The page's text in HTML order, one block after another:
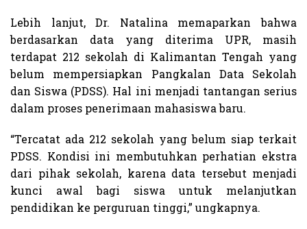
Lebih lanjut, Dr. Natalina memaparkan bahwa
berdasarkan data yang diterima UPR, masih
terdapat 212 sekolah di Kalimantan Tengah yang
belum mempersiapkan Pangkalan Data Sekolah
dan Siswa (PDSS). Hal ini menjadi tantangan serius
dalam proses penerimaan mahasiswa baru.
“Tercatat ada 212 sekolah yang belum siap terkait
PDSS. Kondisi ini membutuhkan perhatian ekstra
dari pihak sekolah, karena data tersebut menjadi
kunci awal bagi siswa untuk melanjutkan
pendidikan ke perguruan tinggi,” ungkapnya.